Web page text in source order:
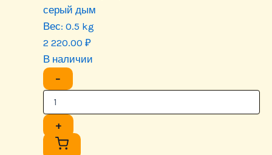
серый дым
Вес: 0.5 kg
2 220.00 ₽
В наличии
−
+